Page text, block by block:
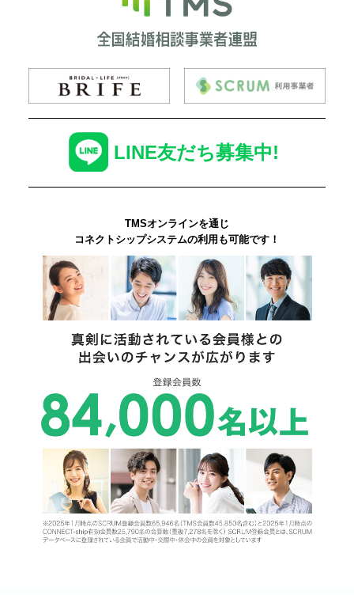
LINE友だち募集中!
TMSオンラインを通じ
コネクトシップシステムの利用も可能です！